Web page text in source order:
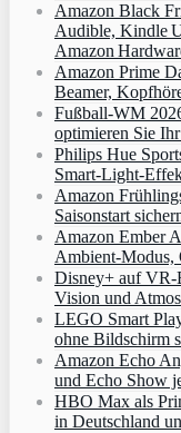
Amazon Black
Audible, Kindle
Amazon
Amazon Prime
Beamer,
Fußball-WM
optimieren Sie
Philips Hue
Amazon
Saisonstart
Amazon Ember
Ambient‑Modus,
Disney+ auf VR-
Vision und Atmos
LEGO Smart
ohne Bildschirm
Amazon Echo
und Echo Show
HBO Max als
in Deutschland